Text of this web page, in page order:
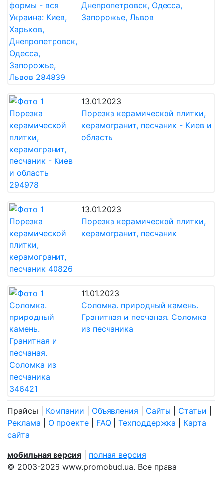
Днепропетровск, Одесса,
Запорожье, Львов
13.01.2023
Порезка керамической плитки,
керамогранит, песчаник - Киев и
область
13.01.2023
Порезка керамической плитки,
керамогранит, песчаник
11.01.2023
Соломка. природный камень.
Гранитная и песчаная. Соломка
из песчаника
Прайсы Компании Объявления Сайты Статьи
Реклама
О проекте FAQ Техподдержка
Карта
сайта
мобильная версия
полная версия
© 2003-2026 www.promobud.ua. Все права